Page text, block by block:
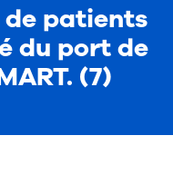
de patients
du port de
(7)